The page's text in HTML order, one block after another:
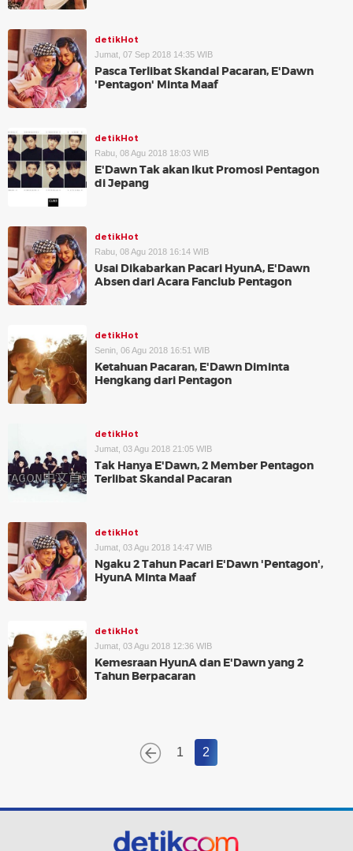
detikHot
Jumat, 07 Sep 2018 14:35 WIB
Pasca Terlibat Skandal Pacaran, E'Dawn
'Pentagon' Minta Maaf
detikHot
Rabu, 08 Agu 2018 18:03 WIB
E'Dawn Tak akan Ikut Promosi Pentagon
di Jepang
detikHot
Rabu, 08 Agu 2018 16:14 WIB
Usai Dikabarkan Pacari HyunA, E'Dawn
Absen dari Acara Fanclub Pentagon
detikHot
Senin, 06 Agu 2018 16:51 WIB
Ketahuan Pacaran, E'Dawn Diminta
Hengkang dari Pentagon
detikHot
Jumat, 03 Agu 2018 21:05 WIB
Tak Hanya E'Dawn, 2 Member Pentagon
Terlibat Skandal Pacaran
detikHot
Jumat, 03 Agu 2018 14:47 WIB
Ngaku 2 Tahun Pacari E'Dawn 'Pentagon',
HyunA Minta Maaf
detikHot
Jumat, 03 Agu 2018 12:36 WIB
Kemesraan HyunA dan E'Dawn yang 2
Tahun Berpacaran
1 2